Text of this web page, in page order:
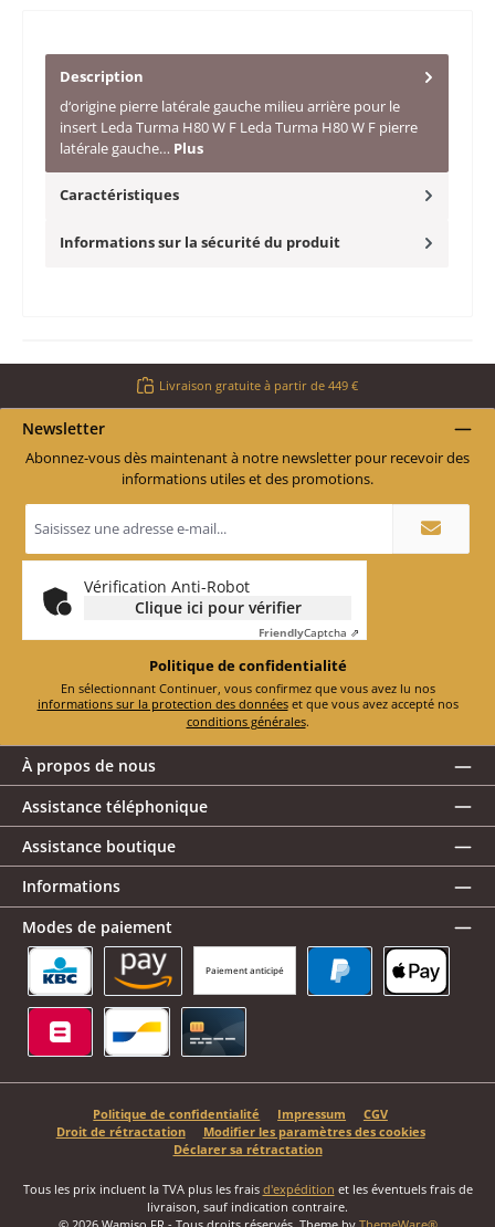
Description
d‘origine pierre latérale gauche milieu arrière pour le
insert Leda Turma H80 W F Leda Turma H80 W F pierre
latérale gauche… Plus
Caractéristiques
Informations sur la sécurité du produit
Livraison gratuite à partir de 449 €
Newsletter
Abonnez-vous dès maintenant à notre newsletter pour recevoir des
informations utiles et des promotions.
e-
*
Vérification Anti-Robot
Clique ici pour vérifier
FriendlyCaptcha ⇗
Politique de confidentialité
En sélectionnant Continuer, vous confirmez que vous avez lu nos
informations sur la protection des données
et que vous avez accepté nos
conditions générales.
À propos de nous
Assistance téléphonique
Assistance boutique
Informations
Modes de paiement
Paiement anticipé
KBC/CBC Payment Button
Amazon Pay
Politique de confidentialité Impressum
CGV
Droit de rétractation
Modifier les paramètres des cookies
Déclarer sa rétractation
Tous les prix incluent la TVA plus les frais d'expédition et les éventuels frais de
livraison, sauf indication contraire.